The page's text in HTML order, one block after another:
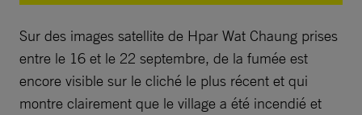
Sur des images satellite de Hpar Wat Chaung prises
entre le 16 et le 22 septembre, de la fumée est
encore visible sur le cliché le plus récent et qui
montre clairement que le village a été incendié et